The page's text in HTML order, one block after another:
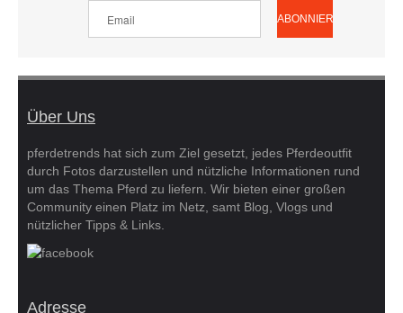
Über Uns
pferdetrends hat sich zum Ziel gesetzt, jedes Pferdeoutfit
durch Fotos darzustellen und nützliche Informationen rund
um das Thema Pferd zu liefern. Wir bieten einer großen
Community einen Platz im Netz, samt Blog, Vlogs und
nützlicher Tipps & Links.
Adresse